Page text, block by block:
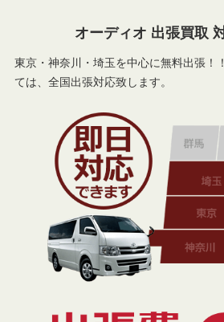
オーディオ 出張買取
東京・神奈川・埼玉を中心に無料出張！
ては、全国出張対応致します。